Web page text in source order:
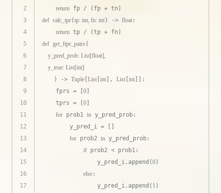
2
3
4
5
6
7
8
9
10
11
12
13
14
15
16
17
return fp / (fp + tn)
def calc_tpr(tp: int, fn: int) -> float :
return tp / (tp + fn)
def get_ftpr_pairs(
    y_pred_prob:
List[float],
    y_true:
List[int]
) -> Tuple [List [int], List [int]]:
    fprs = [
0]
    tprs = [
0]
for prob1 in y_pred_prob:
        y_pred_i = []
for prob2 in y_pred_prob:
if prob2 < prob1:
                y_pred_i.append(
0)
else :
                y_pred_i.append(
1 )